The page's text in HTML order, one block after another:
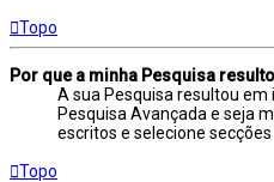
Topo
Por que a minha Pesquisa
A sua Pesquisa resultou em
Pesquisa Avançada e seja
escritos e selecione
Topo